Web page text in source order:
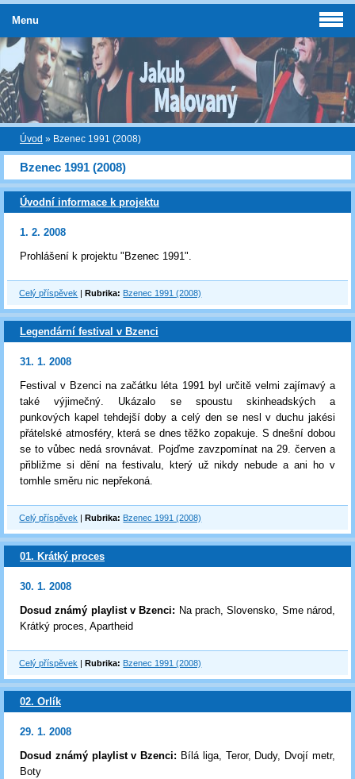
Úvod » Bzenec 1991 (2008)
Bzenec 1991 (2008)
Úvodní informace k projektu
1. 2. 2008
Prohlášení k projektu "Bzenec 1991".
Celý příspěvek |Rubrika: Bzenec 1991 (2008)
Legendární festival v Bzenci
31. 1. 2008
Festival v Bzenci na začátku léta 1991 byl určitě velmi zajímavý a
také výjimečný. Ukázalo se spoustu skinheadských a
punkových kapel tehdejší doby a celý den se nesl v duchu jakési
přátelské atmosféry, která se dnes těžko zopakuje. S dnešní dobou
se to vůbec nedá srovnávat. Pojďme zavzpomínat na 29. červen a
přibližme si dění na festivalu, který už nikdy nebude a ani ho v
tomhle směru nic nepřekoná.
Celý příspěvek |Rubrika: Bzenec 1991 (2008)
01. Krátký proces
30. 1. 2008
Dosud známý playlist v Bzenci: Na prach, Slovensko, Sme národ,
Krátký proces, Apartheid
Celý příspěvek |Rubrika: Bzenec 1991 (2008)
02. Orlík
29. 1. 2008
Dosud známý playlist v Bzenci: Bílá liga, Teror, Dudy, Dvojí metr,
Boty
Menu